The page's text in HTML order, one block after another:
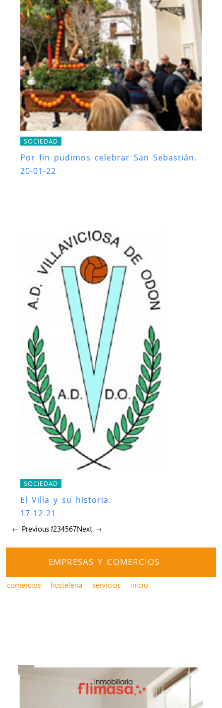
SOCIEDAD
Por fin pudimos celebrar San Sebastián.
20-01-22
SOCIEDAD
El Villa y su historia.
17-12-21
← Previous1234567Next →
EMPRESAS Y COMERCIOS
comercios hostelería servicios inicio